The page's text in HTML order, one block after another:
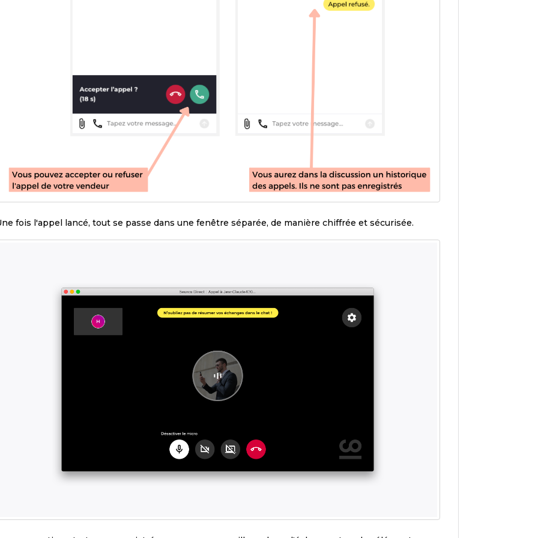
fois l'appel lancé, tout se passe dans une fenêtre séparée, de manière chiffrée et sécurisée.